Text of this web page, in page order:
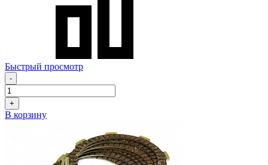
Быстрый просмотр
-
+
В корзину